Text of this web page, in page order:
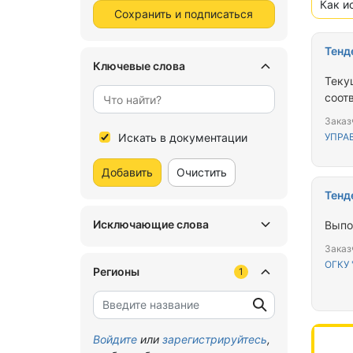
Сохранить и подписаться
Ключевые слова
Искать в документации
Добавить Очистить
Исключающие слова
Регионы 1
Войдите или зарегистрируйтесь,
Как
ОГКУ